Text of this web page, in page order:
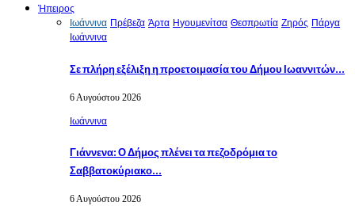
Ήπειρος
Ιωάννινα Πρέβεζα Άρτα Ηγουμενίτσα Θεσπρωτία Ζηρός Πάργα
Ιωάννινα
Σε πλήρη εξέλιξη η προετοιμασία του Δήμου Ιωαννιτών…
6 Αυγούστου 2026
Ιωάννινα
Γιάννενα: Ο Δήμος πλένει τα πεζοδρόμια το
Σαββατοκύριακο…
6 Αυγούστου 2026